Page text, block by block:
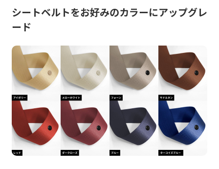
シートベルトをお好みのカラーにアップグレ
ード